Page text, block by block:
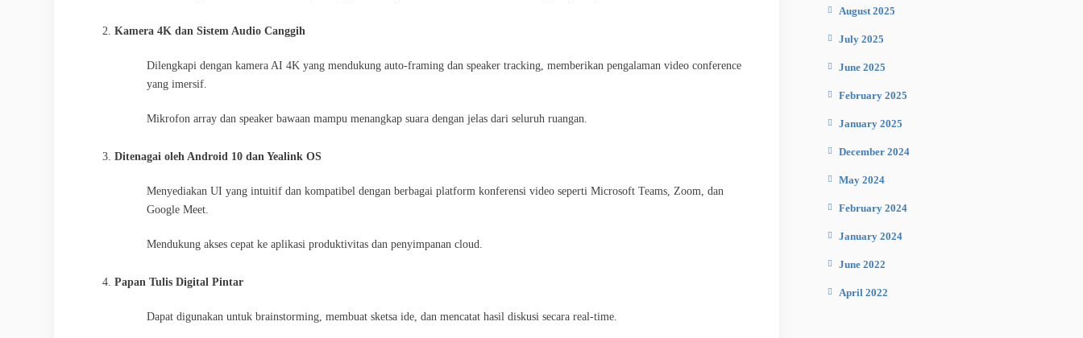
Kamera 4K dan Sistem Audio Canggih
Dilengkapi dengan kamera AI 4K yang mendukung auto-framing dan speaker tracking, memberikan pengalaman video conference
yang imersif.
Mikrofon array dan speaker bawaan mampu menangkap suara dengan jelas dari seluruh ruangan.
Ditenagai oleh Android 10 dan Yealink OS
Menyediakan UI yang intuitif dan kompatibel dengan berbagai platform konferensi video seperti Microsoft Teams, Zoom, dan
Google Meet.
Mendukung akses cepat ke aplikasi produktivitas dan penyimpanan cloud.
Papan Tulis Digital Pintar
Dapat digunakan untuk brainstorming, membuat sketsa ide, dan mencatat hasil diskusi secara real-time.
August 2025
July 2025
June 2025
February 2025
January 2025
December 2024
May 2024
February 2024
January 2024
June 2022
April 2022